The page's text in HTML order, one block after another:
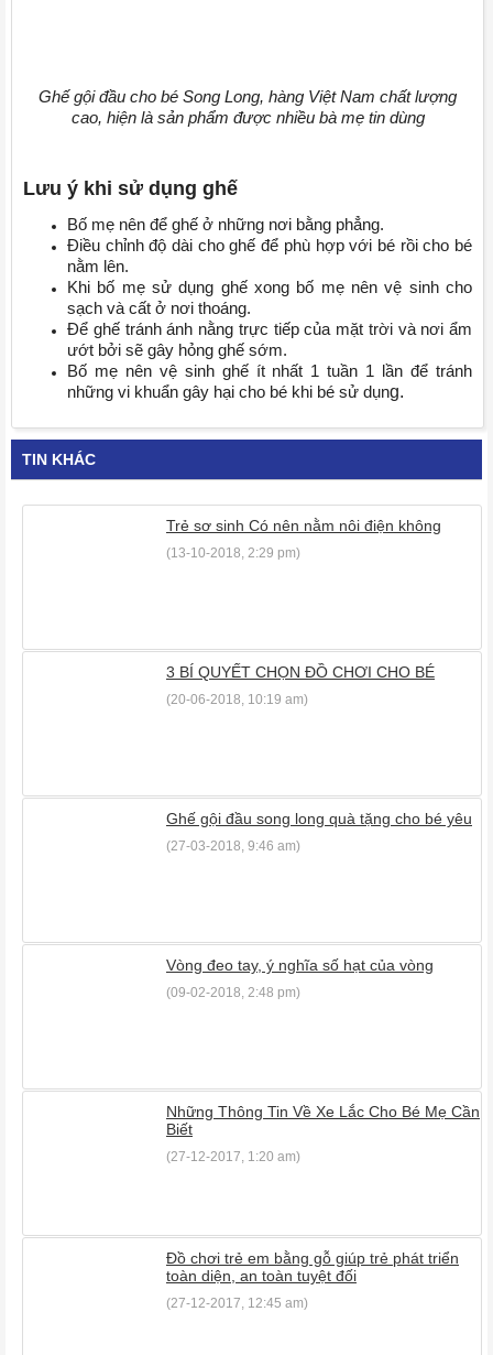
Ghế gội đầu cho bé Song Long, hàng Việt Nam chất lượng
cao, hiện là sản phẩm được nhiều bà mẹ tin dùng
Lưu ý khi sử dụng ghế
Bố mẹ nên để ghế ở những nơi bằng phẳng.
Điều chỉnh độ dài cho ghế để phù hợp với bé rồi cho bé
nằm lên.
Khi bố mẹ sử dụng ghế xong bố mẹ nên vệ sinh cho
sạch và cất ở nơi thoáng.
Để ghế tránh ánh nằng trực tiếp của mặt trời và nơi ẩm
ướt bởi sẽ gây hỏng ghế sớm.
Bố mẹ nên vệ sinh ghế ít nhất 1 tuần 1 lần để tránh
những vi khuẩn gây hại cho bé khi bé sử dụng.
TIN KHÁC
Trẻ sơ sinh Có nên nằm nôi điện không
(13-10-2018, 2:29 pm)
3 BÍ QUYẾT CHỌN ĐỒ CHƠI CHO BÉ
(20-06-2018, 10:19 am)
Ghế gội đầu song long quà tặng cho bé yêu
(27-03-2018, 9:46 am)
Vòng đeo tay, ý nghĩa số hạt của vòng
(09-02-2018, 2:48 pm)
Những Thông Tin Về Xe Lắc Cho Bé Mẹ Cần
Biết
(27-12-2017, 1:20 am)
Đồ chơi trẻ em bằng gỗ giúp trẻ phát triển
toàn diện, an toàn tuyệt đối
(27-12-2017, 12:45 am)